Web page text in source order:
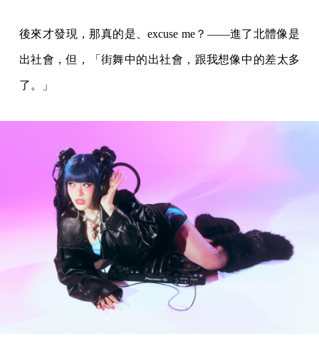
後來才發現，那真的是、excuse me？——進了北體像是
出社會，但，「街舞中的出社會，跟我想像中的差太多
了。」